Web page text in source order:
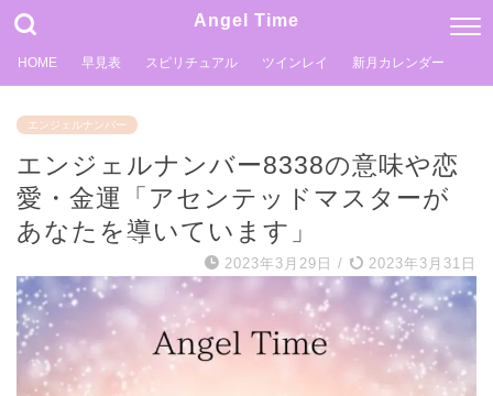
Angel Time
HOME 早見表 スピリチュアル ツインレイ 新月カレンダー
エンジェルナンバー
エンジェルナンバー8338の意味や恋
愛・金運「アセンテッドマスターが
あなたを導いています」
2023年3月29日 / 2023年3月31日